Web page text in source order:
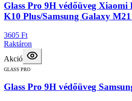
Glass Pro 9H védőüveg Xiaomi
K10 Plus/Samsung Galaxy
3605 Ft
Raktáron
Akció
GLASS PRO
Glass Pro 9H védőüveg